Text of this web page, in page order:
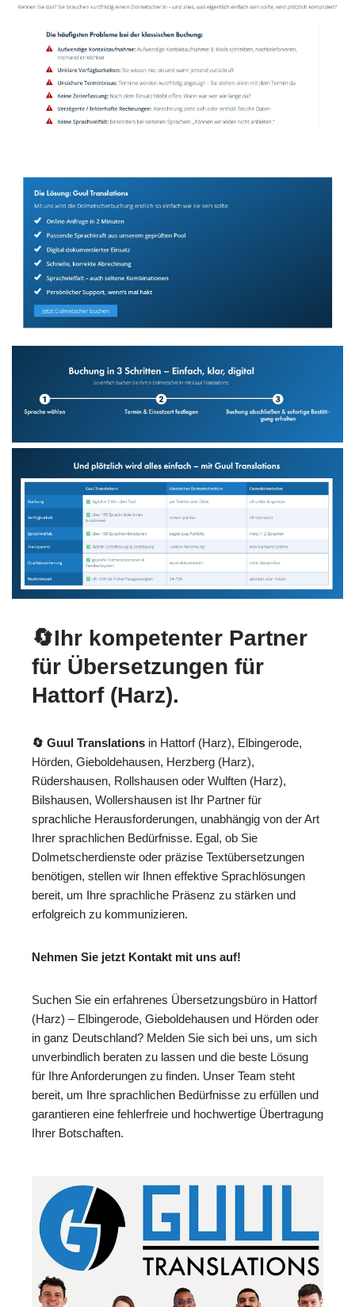
🔄Ihr kompetenter Partner
für Übersetzungen für
Hattorf (Harz).
🔄 Guul Translations in Hattorf (Harz), Elbingerode,
Hörden, Gieboldehausen, Herzberg (Harz),
Rüdershausen, Rollshausen oder Wulften (Harz),
Bilshausen, Wollershausen ist Ihr Partner für
sprachliche Herausforderungen, unabhängig von der Art
Ihrer sprachlichen Bedürfnisse. Egal, ob Sie
Dolmetscherdienste oder präzise Textübersetzungen
benötigen, stellen wir Ihnen effektive Sprachlösungen
bereit, um Ihre sprachliche Präsenz zu stärken und
erfolgreich zu kommunizieren.
Nehmen Sie jetzt Kontakt mit uns auf!
Suchen Sie ein erfahrenes Übersetzungsbüro in Hattorf
(Harz) – Elbingerode, Gieboldehausen und Hörden oder
in ganz Deutschland? Melden Sie sich bei uns, um sich
unverbindlich beraten zu lassen und die beste Lösung
für Ihre Anforderungen zu finden. Unser Team steht
bereit, um Ihre sprachlichen Bedürfnisse zu erfüllen und
garantieren eine fehlerfreie und hochwertige Übertragung
Ihrer Botschaften.